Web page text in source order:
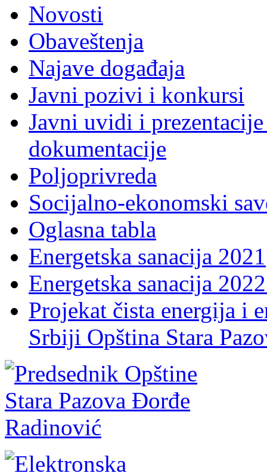
Novosti
Obaveštenja
Najave događaja
Javni pozivi i konkursi
Javni uvidi i
dokumentacije
Poljoprivreda
Socijalno-ekonomski
Oglasna tabla
Energetska sanacija 2021
Energetska sanacija
Projekat čista energija i
Srbiji Opština Stara